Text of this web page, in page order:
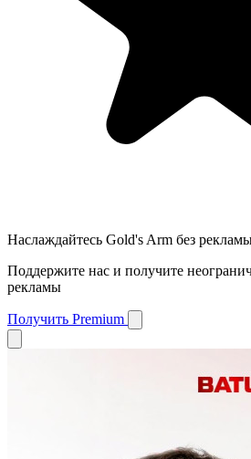
Наслаждайтесь Gold's Arm без
Поддержите нас и получите
рекламы
Получить Premium